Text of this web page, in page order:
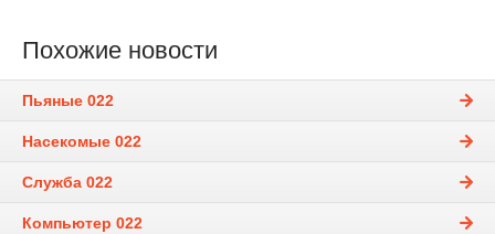
Похожие новости
Пьяные 022
Насекомые 022
Служба 022
Компьютер 022